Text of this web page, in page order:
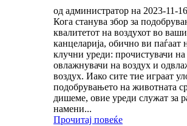
од администратор на 2023-11-16
Кога станува збор за
квалитетот на воздухот во
канцеларија, обично ви паѓаат
клучни уреди: прочистувачи на
овлажнувачи на воздух и
воздух. Иако сите тие играат
подобрувањето на животната
дишеме, овие уреди служат за
намени...
Прочитај повеќе